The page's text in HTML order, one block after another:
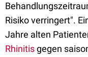
Risiko verringert".
Jahre alten
Rhinitisgegen